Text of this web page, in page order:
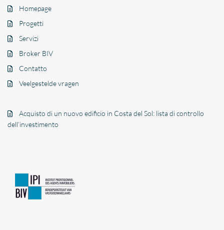
Homepage
Progetti
Servizi
Broker BIV
Contatto
Veelgestelde vragen
Acquisto di un nuovo edificio in Costa del Sol: lista di controllo
dell’investimento